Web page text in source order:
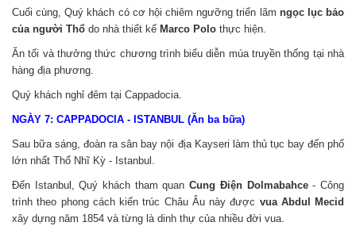
Cuối cùng, Quý khách có cơ hội chiêm ngưỡng triển lãm ngọc lục bảo
của người Thổ do nhà thiết kế Marco Polo thực hiện.
Ăn tối và thưởng thức chương trình biểu diễn múa truyền thống tại nhà
hàng địa phương.
Quý khách nghỉ đêm tại Cappadocia.
NGÀY 7: CAPPADOCIA - ISTANBUL (Ăn ba bữa)
Sau bữa sáng, đoàn ra sân bay nội địa Kayseri làm thủ tục bay đến phố
lớn nhất Thổ Nhĩ Kỳ - Istanbul.
Đến Istanbul, Quý khách tham quanCung Điện Dolmabahce- Công
trình theo phong cách kiến trúc Châu Âu này được vua Abdul Mecid
xây dựng năm 1854 và từng là dinh thự của nhiều đời vua.